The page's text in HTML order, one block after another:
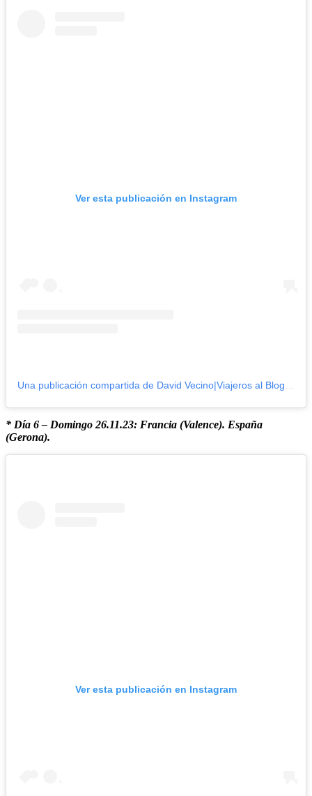
Ver esta publicación en Instagram
* Día 6 – Domingo 26.11.23: Francia (Valence). España
(Gerona).
Ver esta publicación en Instagram